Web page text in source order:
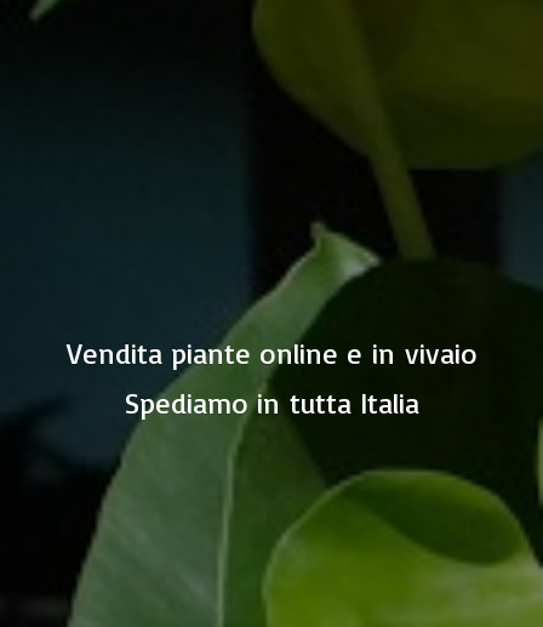
Vendita piante online e in vivaio
Spediamo in tutta Italia